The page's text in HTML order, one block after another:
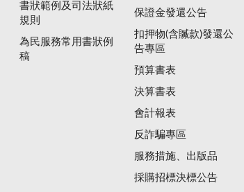
書狀範例及司法狀紙
規則
為民服務常用書狀例
稿
保證金發還公告
扣押物(含贓款)發還公
告專區
預算書表
決算書表
會計報表
反詐騙專區
服務措施、出版品
採購招標決標公告